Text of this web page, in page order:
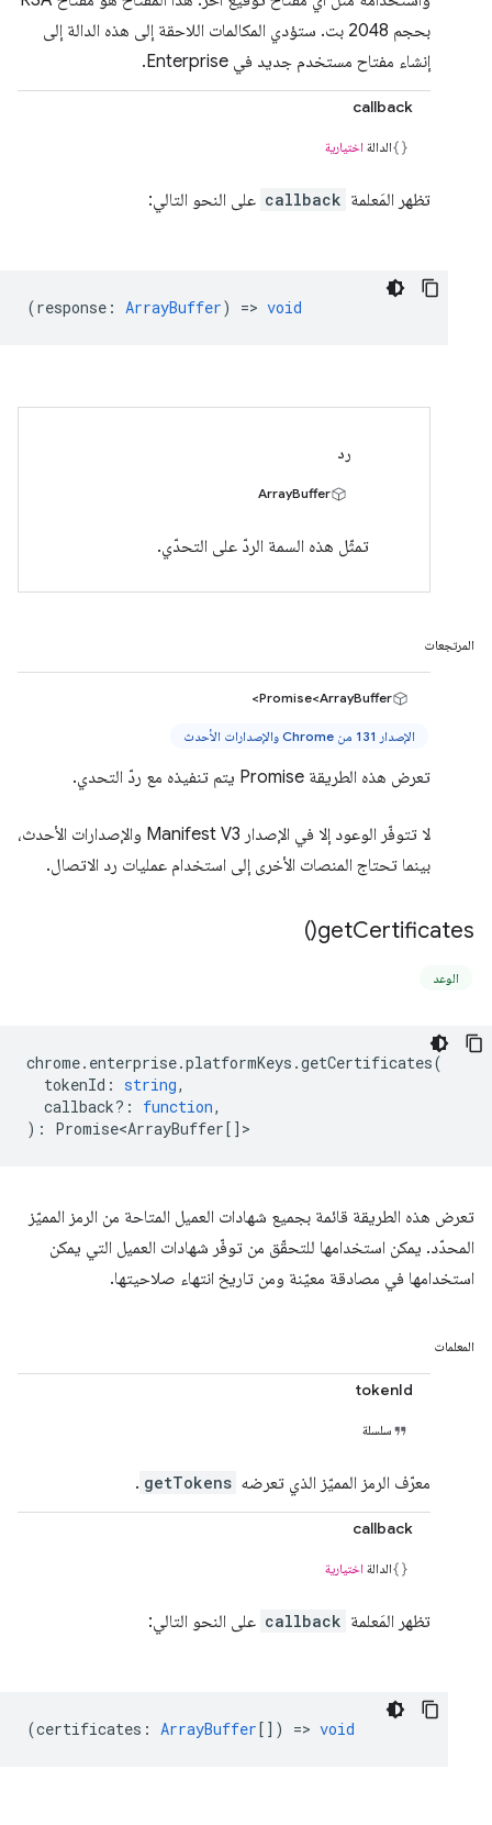
بحجم 2048 بت. ستؤدي المكالمات اللاحقة إلى هذه الدالة إلى
إنشاء مفتاح مستخدم جديد في Enterprise.
callback
الدالة اختيارية
تظهر المَعلمة callback على النحو التالي:
(response : ArrayBuffer) => void
رد
ArrayBuffer
تمثّل هذه السمة الردّ على التحدّي.
المرتجعات
Promise<ArrayBuffer>
الإصدار 131 من Chrome والإصدارات الأحدث
تعرض هذه الطريقة Promise يتم تنفيذه مع ردّ التحدي.
لا تتوفّر الوعود إلا في الإصدار Manifest V3 والإصدارات الأحدث،
بينما تحتاج المنصات الأخرى إلى استخدام عمليات رد الاتصال.
getCertificates(
)
الوعد
chrome. enterprise.platformKeys .getCertificates(
tokenId : string,
callback? : function,
) : Promise<ArrayBuffer[]>
تعرض هذه الطريقة قائمة بجميع شهادات العميل المتاحة من الرمز المميّز
المحدّد. يمكن استخدامها للتحقّق من توفّر شهادات العميل التي يمكن
استخدامها في مصادقة معيّنة ومن تاريخ انتهاء صلاحيتها.
المعلمات
tokenId
سلسلة
معرّف الرمز المميّز الذي تعرضه getTokens
.
callback
الدالة اختيارية
تظهر المَعلمة callback على النحو التالي:
(certificates : ArrayBuffer[]) => void